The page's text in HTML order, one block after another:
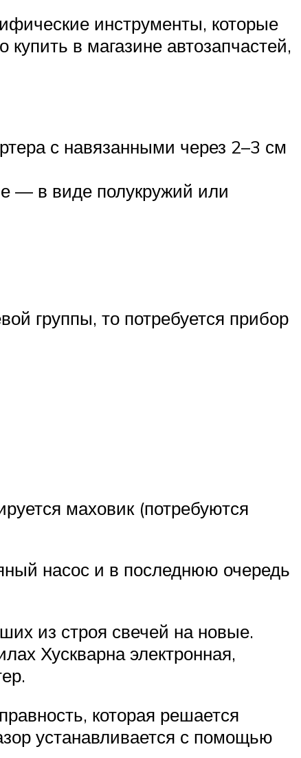
инструменты, которые
в магазине автозапчастей,
с навязанными через 2–3 см
— в виде полукружий или
группы, то потребуется прибор
маховик (потребуются
насос и в последнюю очередь
из строя свечей на новые.
Хускварна электронная,
которая решается
устанавливается с помощью